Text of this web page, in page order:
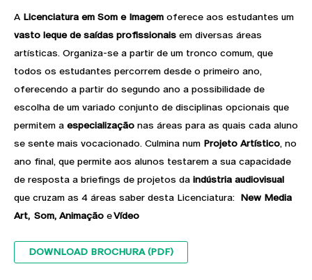
A Licenciatura em Som e Imagem oferece aos estudantes um
vasto leque de saídas profissionais em diversas áreas
artísticas. Organiza-se a partir de um tronco comum, que
todos os estudantes percorrem desde o primeiro ano,
oferecendo a partir do segundo ano a possibilidade de
escolha de um variado conjunto de disciplinas opcionais que
permitem a especialização nas áreas para as quais cada aluno
se sente mais vocacionado. Culmina num Projeto Artístico, no
ano final, que permite aos alunos testarem a sua capacidade
de resposta a briefings de projetos da indústria audiovisual
que cruzam as 4 áreas saber desta Licenciatura: New Media
Art, Som, Animação eVídeo
DOWNLOAD BROCHURA (PDF)